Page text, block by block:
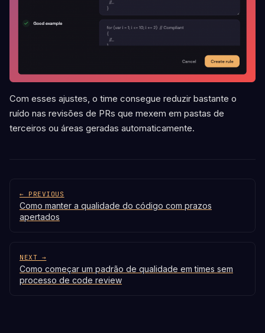
Com esses ajustes, o time consegue reduzir bastante o
ruído nas revisões de PRs que mexem em pastas de
terceiros ou áreas geradas automaticamente.
← PREVIOUS
Como manter a qualidade do código com prazos
apertados
NEXT →
Como começar um padrão de qualidade em times sem
processo de code review